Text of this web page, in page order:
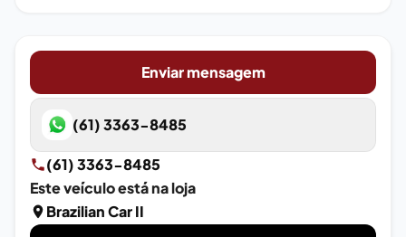
Enviar mensagem
(61) 3363-8485
(61) 3363-8485
Este veículo está na loja
Brazilian Car II